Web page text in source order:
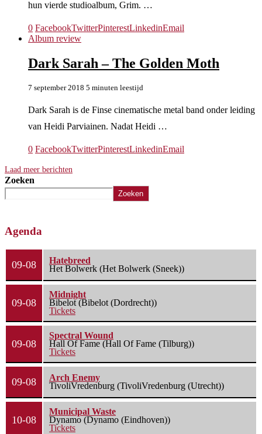
hun vierde studioalbum, Grim. …
0 FacebookTwitterPinterestLinkedinEmail
Album review
Dark Sarah – The Golden Moth
7 september 2018 5 minuten leestijd
Dark Sarah is de Finse cinematische metal band onder leiding
van Heidi Parviainen. Nadat Heidi …
0 FacebookTwitterPinterestLinkedinEmail
Laad meer berichten
Zoeken
Zoeken
Agenda
09-08
Hatebreed
Het Bolwerk (Het Bolwerk (Sneek))
09-08
Midnight
Bibelot (Bibelot (Dordrecht))
Tickets
09-08
Spectral Wound
Hall Of Fame (Hall Of Fame (Tilburg))
Tickets
09-08
Arch Enemy
TivoliVredenburg (TivoliVredenburg (Utrecht))
10-08
Municipal Waste
Dynamo (Dynamo (Eindhoven))
Tickets